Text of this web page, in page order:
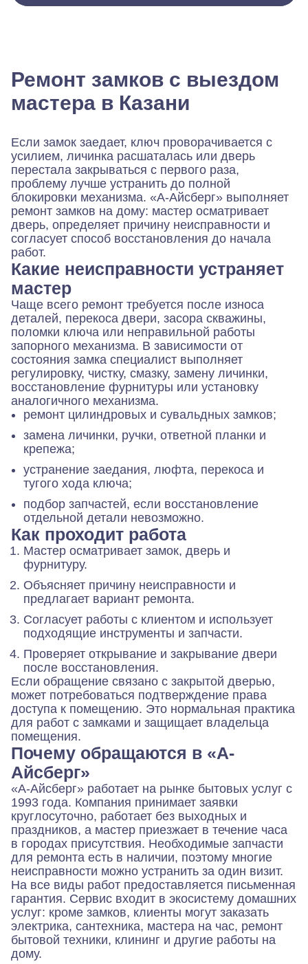
Ремонт замков с выездом
мастера в Казани
Если замок заедает, ключ проворачивается с
усилием, личинка расшаталась или дверь
перестала закрываться с первого раза,
проблему лучше устранить до полной
блокировки механизма. «А-Айсберг» выполняет
ремонт замков на дому: мастер осматривает
дверь, определяет причину неисправности и
согласует способ восстановления до начала
работ.
Какие неисправности устраняет
мастер
Чаще всего ремонт требуется после износа
деталей, перекоса двери, засора скважины,
поломки ключа или неправильной работы
запорного механизма. В зависимости от
состояния замка специалист выполняет
регулировку, чистку, смазку, замену личинки,
восстановление фурнитуры или установку
аналогичного механизма.
ремонт цилиндровых и сувальдных замков;
замена личинки, ручки, ответной планки и
крепежа;
устранение заедания, люфта, перекоса и
тугого хода ключа;
подбор запчастей, если восстановление
отдельной детали невозможно.
Как проходит работа
Мастер осматривает замок, дверь и
фурнитуру.
Объясняет причину неисправности и
предлагает вариант ремонта.
Согласует работы с клиентом и использует
подходящие инструменты и запчасти.
Проверяет открывание и закрывание двери
после восстановления.
Если обращение связано с закрытой дверью,
может потребоваться подтверждение права
доступа к помещению. Это нормальная практика
для работ с замками и защищает владельца
помещения.
Почему обращаются в «А-
Айсберг»
«А-Айсберг» работает на рынке бытовых услуг с
1993 года. Компания принимает заявки
круглосуточно, работает без выходных и
праздников, а мастер приезжает в течение часа
в городах присутствия. Необходимые запчасти
для ремонта есть в наличии, поэтому многие
неисправности можно устранить за один визит.
На все виды работ предоставляется письменная
гарантия. Сервис входит в экосистему домашних
услуг: кроме замков, клиенты могут заказать
электрика, сантехника, мастера на час, ремонт
бытовой техники, клининг и другие работы на
дому.